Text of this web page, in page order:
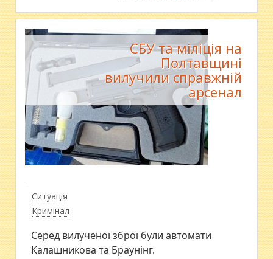
Ситуація
Кримінал
СБУ та міліція на
Полтавщині
вилучили справжній
арсенал
​Серед вилученої зброї були автомати
Калашникова та Браунінг.